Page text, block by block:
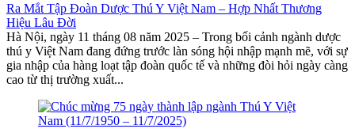
Ra Mắt Tập Đoàn Dược Thú Y Việt Nam – Hợp Nhất Thương
Hiệu Lâu Đời
Hà Nội, ngày 11 tháng 08 năm 2025 – Trong bối cảnh ngành dược
thú y Việt Nam đang đứng trước làn sóng hội nhập mạnh mẽ, với sự
gia nhập của hàng loạt tập đoàn quốc tế và những đòi hỏi ngày càng
cao từ thị trường xuất...